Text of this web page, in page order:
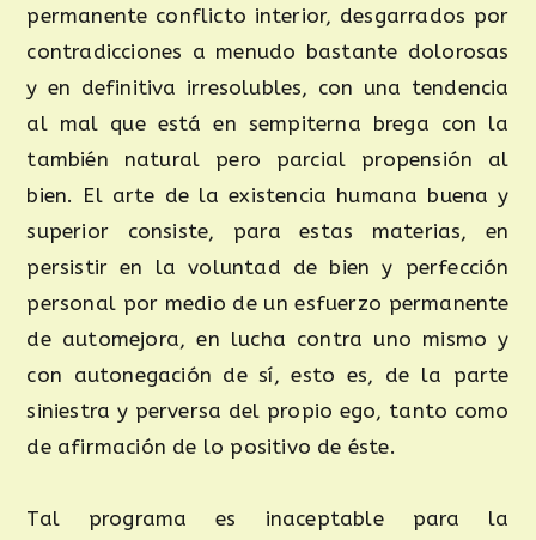
permanente conflicto interior, desgarrados por
contradicciones a menudo bastante dolorosas
y en definitiva irresolubles, con una tendencia
al mal que está en sempiterna brega con la
también natural pero parcial propensión al
bien. El arte de la existencia humana buena y
superior consiste, para estas materias, en
persistir en la voluntad de bien y perfección
personal por medio de un esfuerzo permanente
de automejora, en lucha contra uno mismo y
con autonegación de sí, esto es, de la parte
siniestra y perversa del propio ego, tanto como
de afirmación de lo positivo de éste.
Tal programa es inaceptable para la